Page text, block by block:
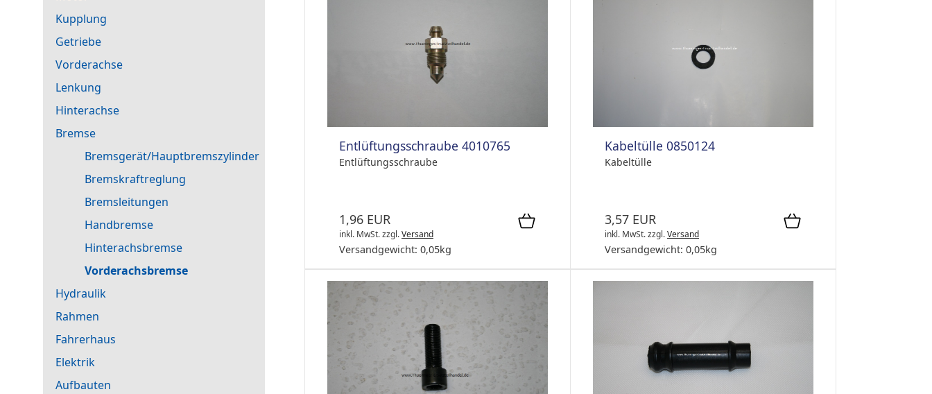
Kupplung
Getriebe
Vorderachse
Lenkung
Hinterachse
Bremse
Bremsgerät/Hauptbremszylinder
Bremskraftreglung
Bremsleitungen
Handbremse
Hinterachsbremse
Vorderachsbremse
Hydraulik
Rahmen
Fahrerhaus
Elektrik
Aufbauten
Entlüftungsschraube 4010765
Entlüftungsschraube
1,96 EUR
inkl. MwSt.zzgl.Versand
Versandgewicht: 0,05kg
Kabeltülle 0850124
Kabeltülle
3,57 EUR
inkl. MwSt.zzgl.Versand
Versandgewicht: 0,05kg